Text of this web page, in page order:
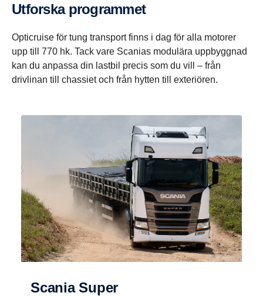
Utforska programmet
Opticruise för tung transport finns i dag för alla motorer
upp till 770 hk. Tack vare Scanias modulära uppbyggnad
kan du anpassa din lastbil precis som du vill – från
drivlinan till chassiet och från hytten till exteriören.
Scania Super